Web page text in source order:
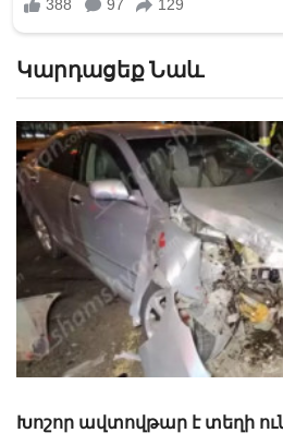
Կարդացեք Նաև
Լավ լուր. Նոր նպաստի